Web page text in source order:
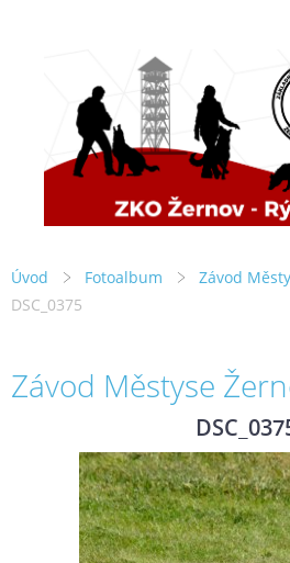
Úvod Fotoalbum
Závod
DSC_0375
Závod Městyse